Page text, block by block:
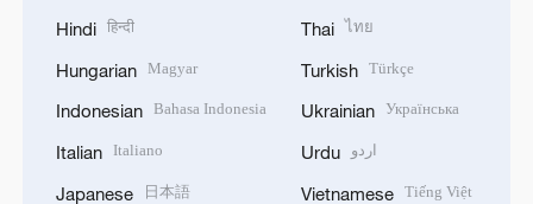
Hindi हिन्दी
Hungarian Magyar
Indonesian Bahasa Indonesia
Italian Italiano
Japanese 日本語
Thai ไทย
Turkish Türkçe
Ukrainian Українська
Urdu اردو
Vietnamese Tiếng Việt